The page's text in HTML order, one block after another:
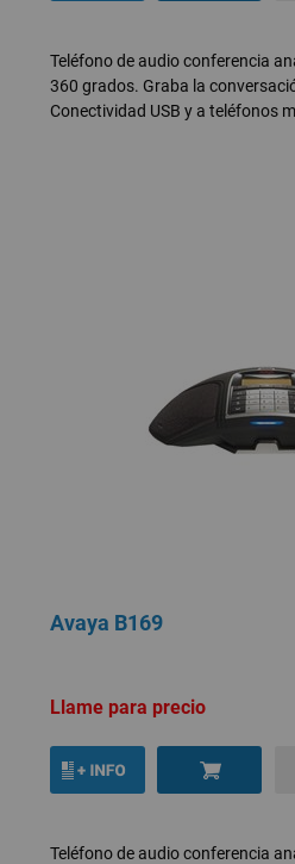
Teléfono de audio conferencia
360 grados. Graba la
Conectividad USB y a teléfonos
Avaya B169
Llame para precio
Teléfono de audio conferencia